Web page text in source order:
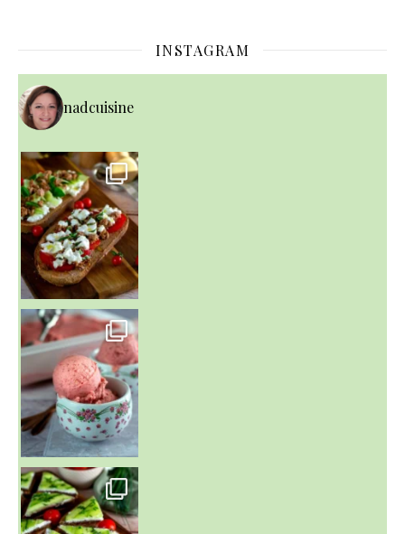
INSTAGRAM
nadcuisine
~ NICE CREAM À LA FRAISE ~
Presque un mois que